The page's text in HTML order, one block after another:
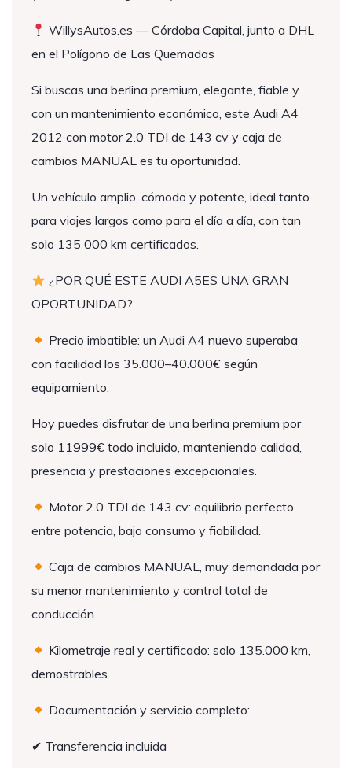
WillysAutos.es — Córdoba Capital, junto a DHL
en el Polígono de Las Quemadas
Si buscas una berlina premium, elegante, fiable y
con un mantenimiento económico, este Audi A4
2012 con motor 2.0 TDI de 143 cv y caja de
cambios MANUAL es tu oportunidad.
Un vehículo amplio, cómodo y potente, ideal tanto
para viajes largos como para el día a día, con tan
solo 135 000 km certificados.
¿POR QUÉ ESTE AUDI A5ES UNA GRAN
OPORTUNIDAD?
Precio imbatible: un Audi A4 nuevo superaba
con facilidad los 35.000–40.000€ según
equipamiento.
Hoy puedes disfrutar de una berlina premium por
solo 11999€ todo incluido, manteniendo calidad,
presencia y prestaciones excepcionales.
Motor 2.0 TDI de 143 cv: equilibrio perfecto
entre potencia, bajo consumo y fiabilidad.
Caja de cambios MANUAL, muy demandada por
su menor mantenimiento y control total de
conducción.
Kilometraje real y certificado: solo 135.000 km,
demostrables.
Documentación y servicio completo:
✔ Transferencia incluida